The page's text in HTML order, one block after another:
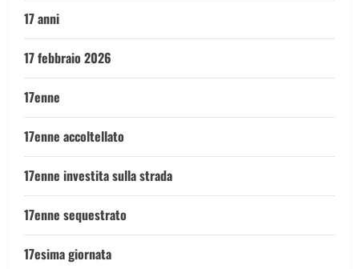
17 anni
17 febbraio 2026
17enne
17enne accoltellato
17enne investita sulla strada
17enne sequestrato
17esima giornata